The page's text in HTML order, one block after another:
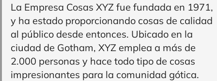
La Empresa Cosas XYZ fue fundada en 1971,
y ha estado proporcionando cosas de calidad
al público desde entonces. Ubicado en la
ciudad de Gotham, XYZ emplea a más de
2.000 personas y hace todo tipo de cosas
impresionantes para la comunidad gótica.